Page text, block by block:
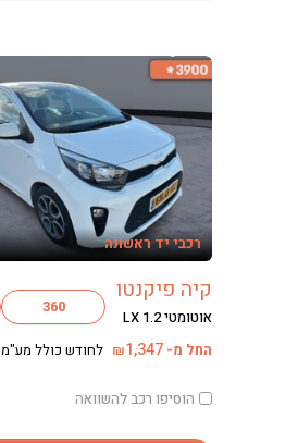
ליסינג
ליסינג מימוני
ליסינג תפעולי
השכרת רכב
רכבי יד ראשונה
קיה פיקנטו
אוטומטי LX 1.2 360
החל מ- ₪1,347 לחודש כולל מע"מ
הוסיפו רכב להשוואה